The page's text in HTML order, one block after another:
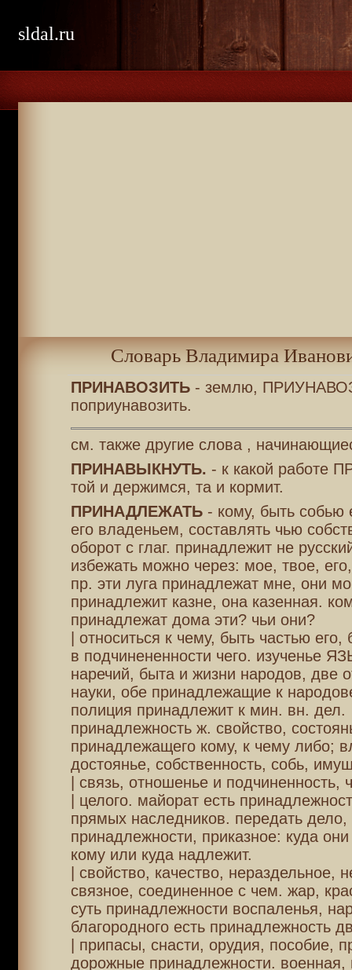
sldal.ru
Словарь Владимира
ПРИНАВОЗИТЬ- землю,
поприунавозить.
см. также другие слова ,
ПРИНАВЫКНУТЬ. - к какой работе
той и держимся, та и кормит.
ПРИНАДЛЕЖАТЬ- кому, быть собью
его владеньем, составлять чью
оборот с глаг. принадлежит не
избежать можно через: мое, твое,
пр. эти луга принадлежат мне, они
принадлежит казне, она казенная.
принадлежат дома эти? чьи они?
| относиться к чему, быть частью его,
в подчинененности чего. изученье
наречий, быта и жизни народов, две
науки, обе принадлежащие к
полиция принадлежит к мин. вн. дел.
принадлежность ж. свойство,
принадлежащего кому, к чему либо;
достоянье, собственность, собь,
| связь, отношенье и подчиненность,
| целого. майорат есть
прямых наследников. передать дело,
принадлежности, приказное: куда
кому или куда надлежит.
| свойство, качество, нераздельное,
связное, соединенное с чем. жар,
суть принадлежности воспаленья,
благородного есть принадлежность
| припасы, снасти, орудия, пособие,
дорожные принадлежности. военная,